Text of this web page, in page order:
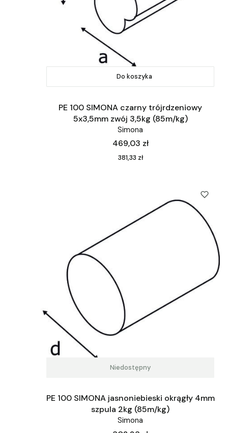
Do koszyka
PE 100 SIMONA czarny trójrdzeniowy
5x3,5mm zwój 3,5kg (85m/kg)
Simona
Cena
469,03 zł
Cena
381,33 zł
Niedostępny
PE 100 SIMONA jasnoniebieski okrągły 4mm
szpula 2kg (85m/kg)
Simona